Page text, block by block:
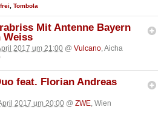
Tombola
Mit Antenne Bayern
Weiss
2017 um 21:00 @ Vulcano, Aicha
feat. Florian Andreas
2017 um 20:00 @ ZWE , Wien